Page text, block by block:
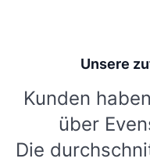
Unsere
Kunden
über
Die